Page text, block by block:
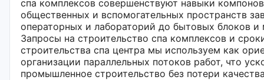
спа комплексов совершенствуют навыки
общественных и вспомогательных пространств
операторных и лабораторий до бытовых блоков и
Запросы на строительство спа комплексов и
строительства спа центра мы используем как
организации параллельных потоков работ, что
промышленное строительство без потери